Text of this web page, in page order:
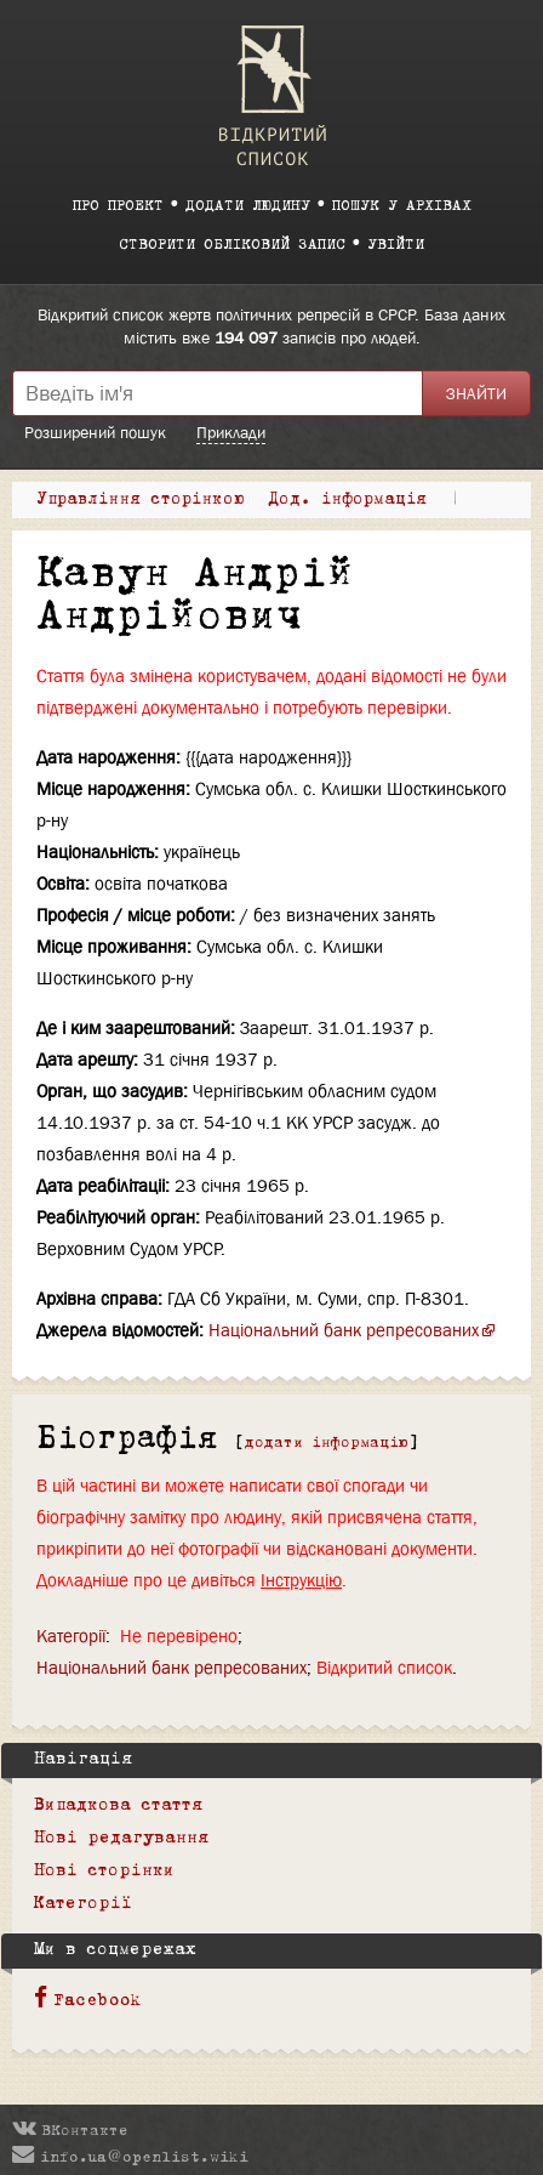
ПРО ПРОЕКТ ДОДАТИ ЛЮДИНУ ПОШУК У АРХІВАХ
СТВОРИТИ ОБЛІКОВИЙ ЗАПИС УВІЙТИ
Відкритий список жертв політичних репресій в СРСР. База даних
містить вже 194 097записів про людей.
Розширений пошук Приклади
Управління сторінкою Дод. інформація |
Кавун Андрій
Андрійович
Стаття була змінена користувачем, додані відомості не були
підтверджені документально і потребують перевірки.
Дата народження: {{{дата народження}}}
Місце народження: Сумська обл. с. Клишки Шосткинського
р-ну
Національність: українець
Освіта: освіта початкова
Професія / місце роботи: / без визначених занять
Місце проживання: Сумська обл. с. Клишки
Шосткинського р-ну
Де і ким заарештований: Заарешт. 31.01.1937 р.
Дата арешту: 31 січня 1937 р.
Орган, що засудив: Чернігівським обласним судом
14.10.1937 р. за ст. 54-10 ч.1 КК УРСР засудж. до
позбавлення волі на 4 р.
Дата реабілітаціi: 23 січня 1965 р.
Реабілітуючий орган: Реабілітований 23.01.1965 р.
Верховним Судом УРСР.
Архівна справа: ГДА Сб України, м. Суми, спр. П-8301.
Джерела відомостей: Національний банк репресованих
Біографія [ додати інформацію ]
В цій частині ви можете написати свої спогади чи
біографічну замітку про людину, якій присвячена стаття,
прикріпити до неї фотографії чи відскановані документи.
Докладніше про це дивіться Інструкцію.
Категорії: Не перевірено
Національний банк репресованих Відкритий список
Навігація
Випадкова стаття
Нові редагування
Нові сторінки
Категорії
Ми в соцмережах
Facebook
ВКонтакте
info.ua@openlist.wiki